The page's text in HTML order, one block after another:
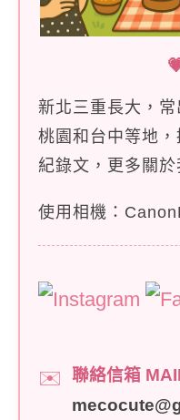
新北三重長大，常
桃園和台中等地
紀錄文，更多關於
使用相機：
✉️
聯絡信箱